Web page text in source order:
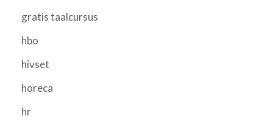
gratis taalcursus
hbo
hivset
horeca
hr